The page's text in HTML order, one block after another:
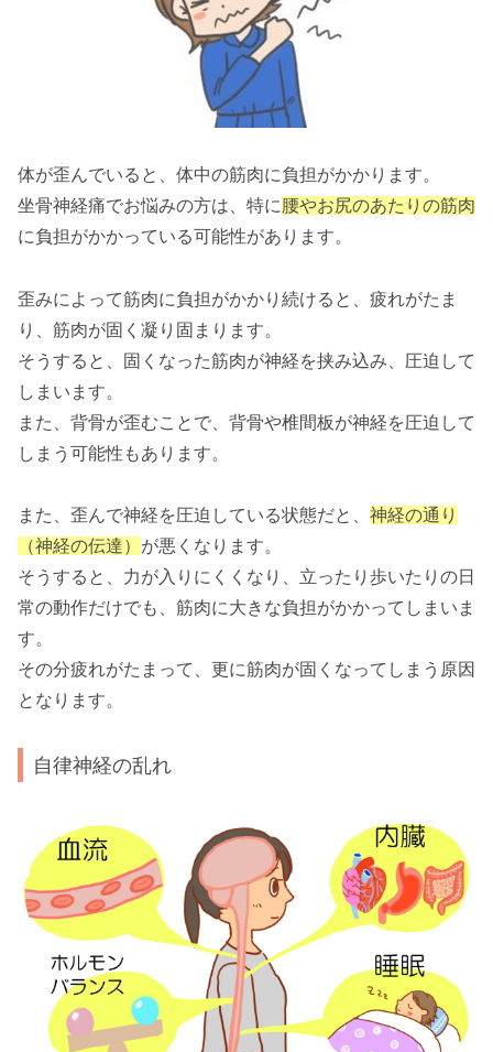
体が歪んでいると、体中の筋肉に負担がかかります。
坐骨神経痛でお悩みの方は、特に 腰やお尻のあたりの筋肉
に負担がかかっている可能性があります。
歪みによって筋肉に負担がかかり続けると、疲れがたま
り、筋肉が固く凝り固まります。
そうすると、固くなった筋肉が神経を挟み込み、圧迫して
しまいます。
また、背骨が歪むことで、背骨や椎間板が神経を圧迫して
しまう可能性もあります。
また、歪んで神経を圧迫している状態だと、 神経の通り
（神経の伝達） が悪くなります。
そうすると、力が入りにくくなり、立ったり歩いたりの日
常の動作だけでも、筋肉に大きな負担がかかってしまいま
す。
その分疲れがたまって、更に筋肉が固くなってしまう原因
となります。
自律神経の乱れ